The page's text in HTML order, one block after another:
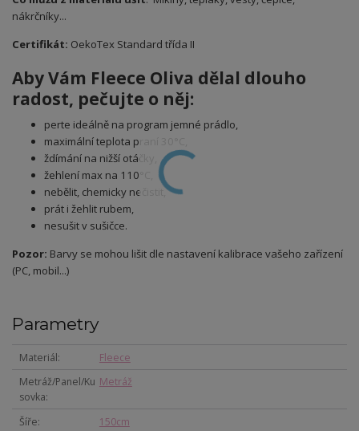
nákrčníky...
Certifikát: OekoTex Standard třída II
Aby Vám Fleece Oliva dělal dlouho
radost, pečujte o něj:
perte ideálně na program jemné prádlo,
maximální teplota praní 30°C,
ždímání na nižší otáčky,
žehlení max na 110°C,
nebělit, chemicky nečistit,
prát i žehlit rubem,
nesušit v sušičce.
Pozor: Barvy se mohou lišit dle nastavení kalibrace vašeho zařízení
(PC, mobil...)
Parametry
Materiál
Fleece
Metráž/Panel/Ku
sovka
Metráž
Šíře
150cm